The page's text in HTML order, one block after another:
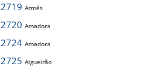
2719 Armés
2720 Amadora
2724 Amadora
2725 Algueirão